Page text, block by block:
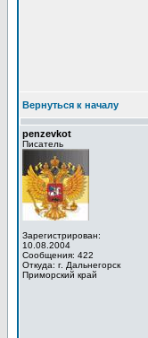
Вернуться к началу
penzevkot
Писатель
Зарегистрирован:
10.08.2004
Сообщения: 422
Откуда: г. Дальнегорск
Приморский край